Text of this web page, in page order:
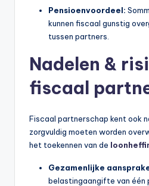
Pensioenvoordeel:
kunnen fiscaal gunstig
tussen partners.
Nadelen &
fiscaal
Fiscaal partnerschap kent ook
zorgvuldig moeten worden
het toekennen van de
Gezamenlijke
belastingaangifte van één